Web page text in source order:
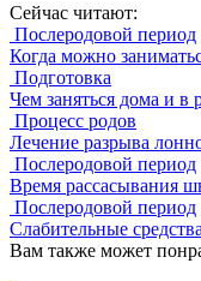
Сейчас читают:
Послеродовой период
Когда можно
Подготовка
Чем заняться дома и в
Процесс родов
Лечение разрыва
Послеродовой период
Время рассасывания
Послеродовой период
Слабительные
Вам также может